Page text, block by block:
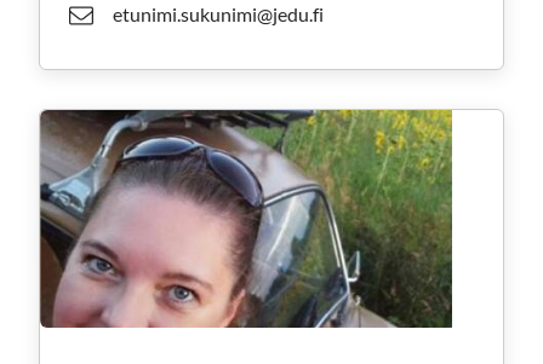
etunimi.sukunimi@jedu.fi